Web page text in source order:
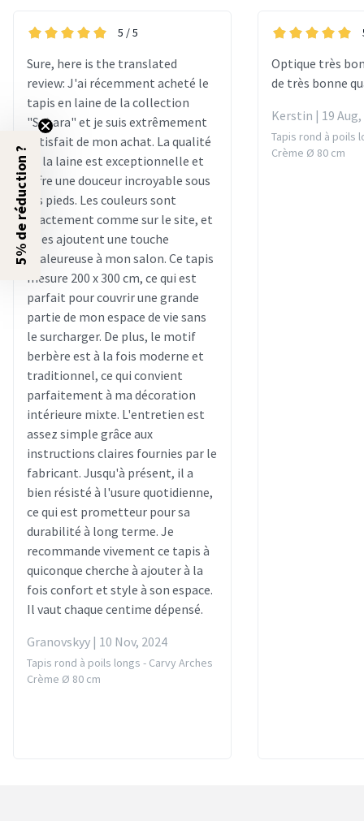
5 / 5
Sure, here is the translated
review: J'ai récemment acheté le
tapis en laine de la collection
"Sahara" et je suis extrêmement
satisfait de mon achat. La qualité
de la laine est exceptionnelle et
offre une douceur incroyable sous
les pieds. Les couleurs sont
exactement comme sur le site, et
elles ajoutent une touche
chaleureuse à mon salon. Ce tapis
mesure 200 x 300 cm, ce qui est
parfait pour couvrir une grande
partie de mon espace de vie sans
le surcharger. De plus, le motif
berbère est à la fois moderne et
traditionnel, ce qui convient
parfaitement à ma décoration
intérieure mixte. L'entretien est
assez simple grâce aux
instructions claires fournies par le
fabricant. Jusqu'à présent, il a
bien résisté à l'usure quotidienne,
ce qui est prometteur pour sa
durabilité à long terme. Je
recommande vivement ce tapis à
quiconque cherche à ajouter à la
fois confort et style à son espace.
Il vaut chaque centime dépensé.
Granovskyy | 10 Nov, 2024
Tapis rond à poils longs - Carvy Arches
Crème Ø 80 cm
Optique très
de très bonne
Kerstin | 19 Aug,
Tapis rond à poils
Crème Ø 80 cm
5% de réduction ?